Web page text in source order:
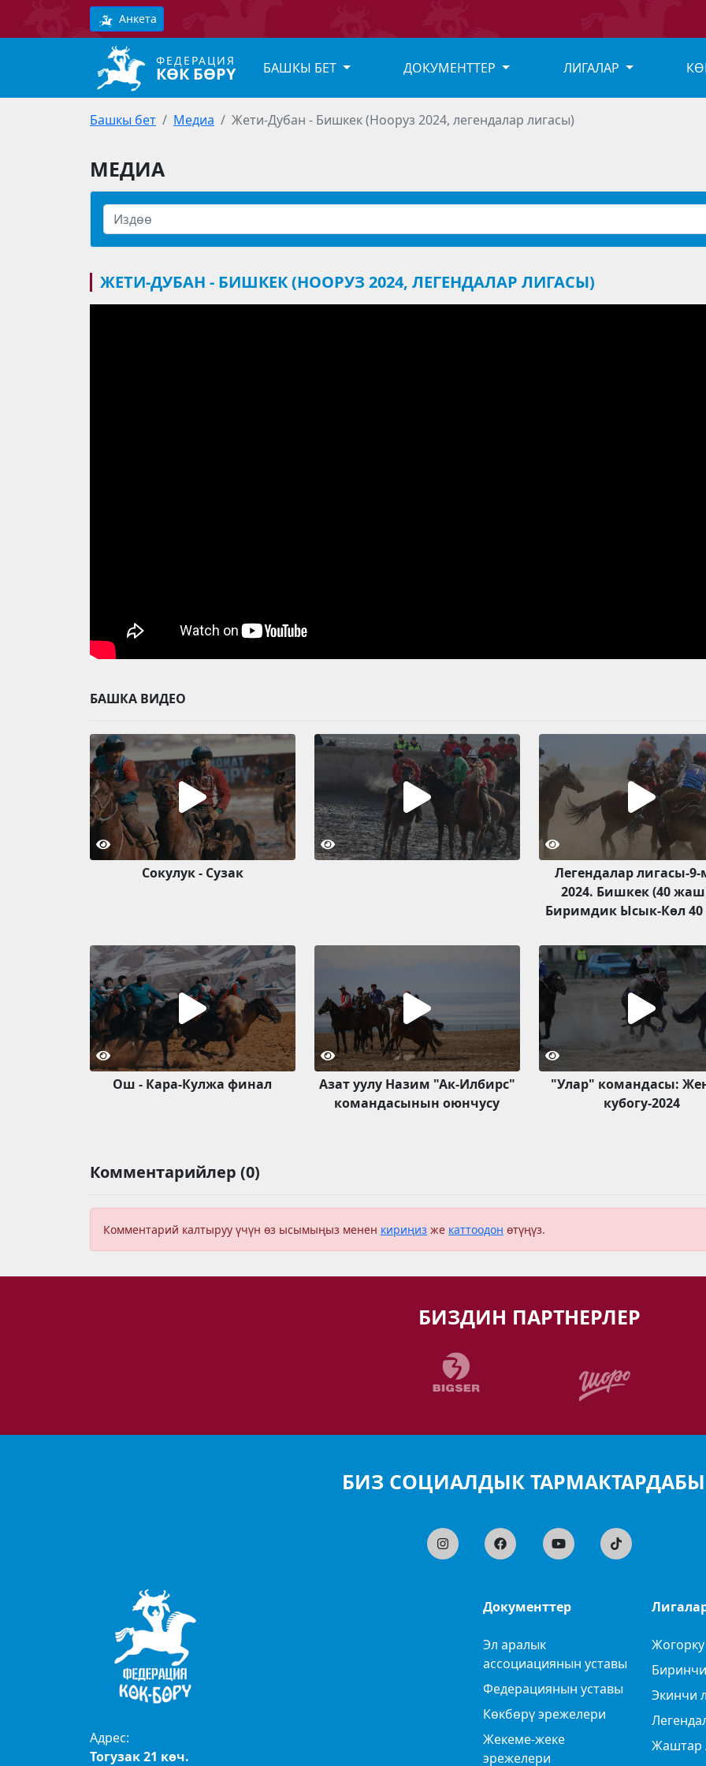
Анкета
ФЕДЕРАЦИЯ
КӨК БӨРҮ БАШКЫ БЕТ ДОКУМЕНТТЕР ЛИГАЛАР
Башкы бет Медиа Жети-Дубан - Бишкек (Нооруз 2024, легендалар лигасы)
МЕДИА
ЖЕТИ-ДУБАН - БИШКЕК (НООРУЗ 2024, ЛЕГЕНДАЛАР ЛИГАСЫ)
БАШКА ВИДЕО
Сокулук - Сузак
Легендалар лигасы-
2024. Бишкек (40
Биримдик Ысык-Көл
Ош - Кара-Кулжа финал
Азат уулу Назим "Ак-Илбирс"
командасынын оюнчусу
"Улар" командасы:
кубогу-2024
Комментарийлер (0)
Комментарий калтыруу үчүн өз ысымыңыз менен кириңиз же каттоодон өтүңүз.
БИЗДИН ПАРТНЕРЛЕР
БИЗ СОЦИАЛДЫК
Адрес:
Тогузак 21 көч.
Документтер
Эл аралык
ассоциациянын уставы
Федерациянын уставы
Көкбөрү эрежелери
Жекеме-жеке
эрежелери
Жогорку
Экинчи
Жаштар